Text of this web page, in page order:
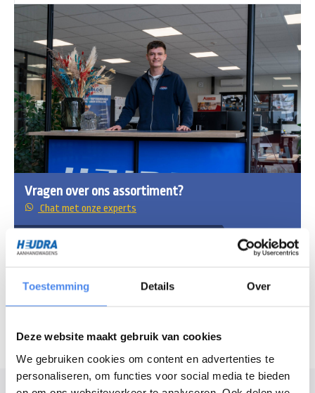
Toestemming Details Over
Deze website maakt gebruik van cookies
We gebruiken cookies om content en advertenties te
personaliseren, om functies voor social media te bieden
Vragen over ons assortiment?
Chat met onze experts
Openingstijden
Zaterdag
8:30 - 12:00 uur